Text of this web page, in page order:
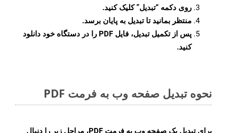
روی دکمه “تبدیل”کلیک کنید.
منتظر بمانید تا تبدیل به پایان برسد.
پس از تکمیل تبدیل، فایل PDF را در دستگاه خود دانلود
کنید.
نحوه تبدیل صفحه وب به فرمت PDF
برای تبدیل یک صفحه وب به فرمت PDF، مراحل زیر را دنبال